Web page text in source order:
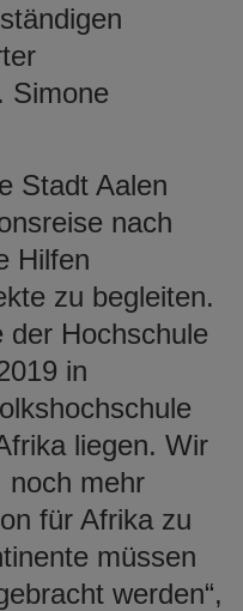
Simone
Stadt Aalen
nach
Hilfen
zu begleiten.
der Hochschule
in
liegen. Wir
noch mehr
für Afrika zu
müssen
werden“,